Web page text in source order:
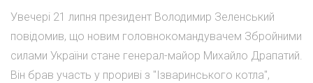
Увечері 21 липня президент Володимир Зеленський
повідомив, що новим головнокомандувачем Збройними
силами України стане генерал-майор Михайло Драпатий.
Він брав участь у прориві з "Ізваринського котла",